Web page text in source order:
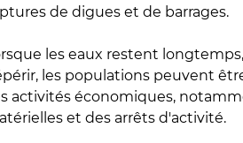
de digues et de barrages.
les eaux restent
les populations peuvent
activités économiques,
et des arrêts d'activité.